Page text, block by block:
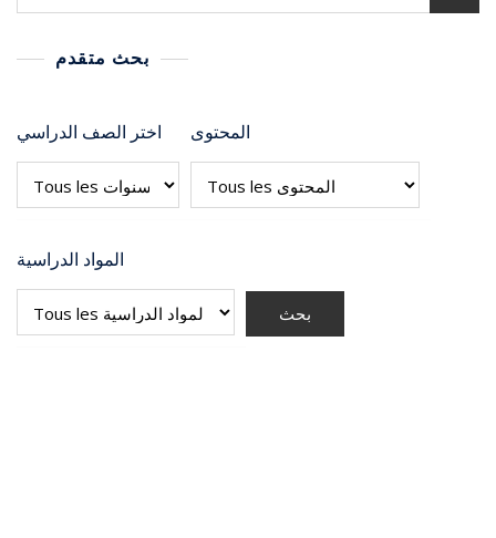
بحث متقدم
اختر الصف الدراسي المحتوى
المواد الدراسية